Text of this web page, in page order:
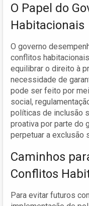
O Papel do
Habitacionais
O governo
conflitos
equilibrar o direito à
necessidade de
pode ser feito por
social,
políticas de inclusão
proativa por parte do
perpetuar a exclusão
Caminhos
Conflitos
Para evitar futuros